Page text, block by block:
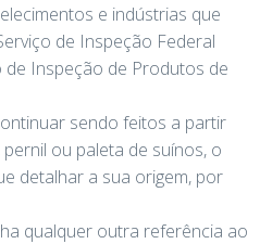
e indústrias que
de Inspeção Federal
de Inspeção de Produtos de
sendo feitos a partir
ou paleta de suínos, o
detalhar a sua origem, por
qualquer outra referência ao